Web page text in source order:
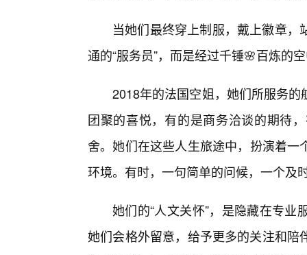
当她们最终穿上制服，戴上徽章
通的“服务员”，而是经过千锤🌸百炼的
2018年的法国空姐，她们所服务
团聚的喜悦，有的是商务洽谈的期待
舍。她们在这些人生旅途中，扮演着
环境。有时，一句简单的问候，一个及
她们的“人文关怀”，是隐藏在专
她们会格外留意，给予更多的关注和